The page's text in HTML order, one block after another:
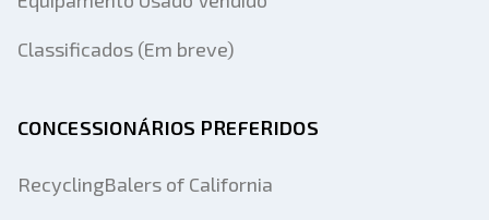
Classificados (Em breve)
CONCESSIONÁRIOS PREFERIDOS
RecyclingBalers of California